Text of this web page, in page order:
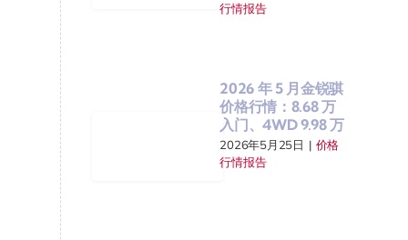
行情报告
2026 年 5 月金锐骐
价格行情：8.68 万
入门、4WD 9.98 万
2026年5月25日 | 价格
行情报告